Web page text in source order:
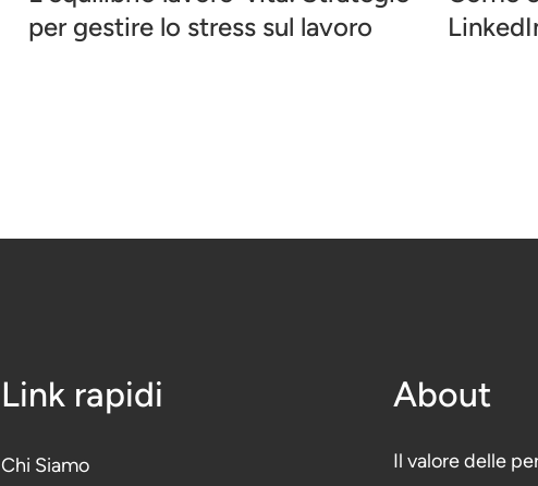
per gestire lo stress sul lavoro
Link rapidi
Chi Siamo
About
Il valore delle